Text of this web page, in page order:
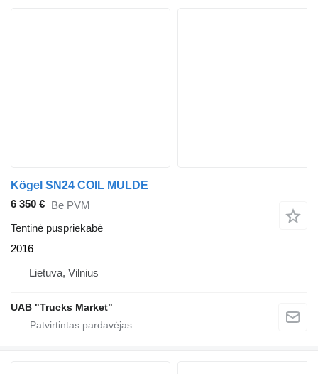
Kögel SN24 COIL MULDE
6 350 € Be PVM
Tentinė puspriekabė
2016
Lietuva, Vilnius
UAB "Trucks Market"